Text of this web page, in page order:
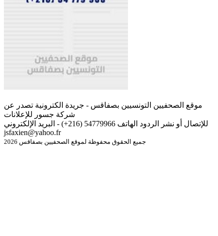
موقع الصحفيين التونسيين بصفاقس - جريدة الكترونية تصدر عن
شركة جسور للإعلانات
للإتصال أو نشر الردود الهاتف 54779966 (216+) - البريد الإلكتروني
jsfaxien@yahoo.fr
جميع الحقوق محفوظة لموقع الصحفيين بصفاقس 2026